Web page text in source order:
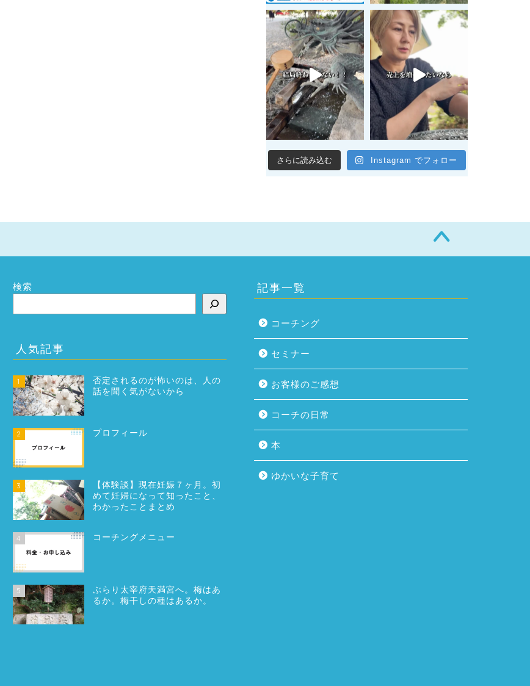
さらに読み込む Instagram でフォロー
検索
人気記事
1
否定されるのが怖いのは、人の
話を聞く気がないから
2 プロフィール
3
【体験談】現在妊娠７ヶ月。初
めて妊婦になって知ったこと、
わかったことまとめ
4 コーチングメニュー
5
ぶらり太宰府天満宮へ。梅はあ
るか。梅干しの種はあるか。
記事一覧
コーチング
セミナー
お客様のご感想
コーチの日常
本
ゆかいな子育て